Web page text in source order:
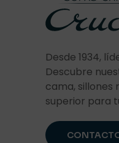
Desde 1934,
Descubre
cama, sillones
superior para